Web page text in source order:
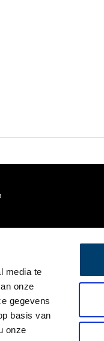
media te
onze
gegevens
basis van
onze